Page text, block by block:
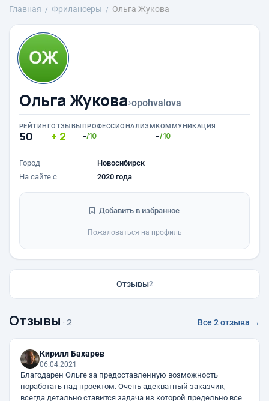
Главная Фрилансеры Ольга Жукова
Ольга Жукова›opohvalova
РЕЙТИНГ
50
ОТЗЫВЫ
2
ПРОФЕССИОНАЛИЗМ
-/10
КОММУНИКАЦИЯ
-/10
Город
Новосибирск
На сайте с
2020 года
Добавить в избранное
Пожаловаться на профиль
Отзывы2
Отзывы · 2 Все 2 отзыва →
Кирилл Бахарев
06.04.2021
Благодарен Ольге за предоставленную возможность
поработать над проектом. Очень адекватный заказчик,
всегда детально ставится задача из которой предельно все